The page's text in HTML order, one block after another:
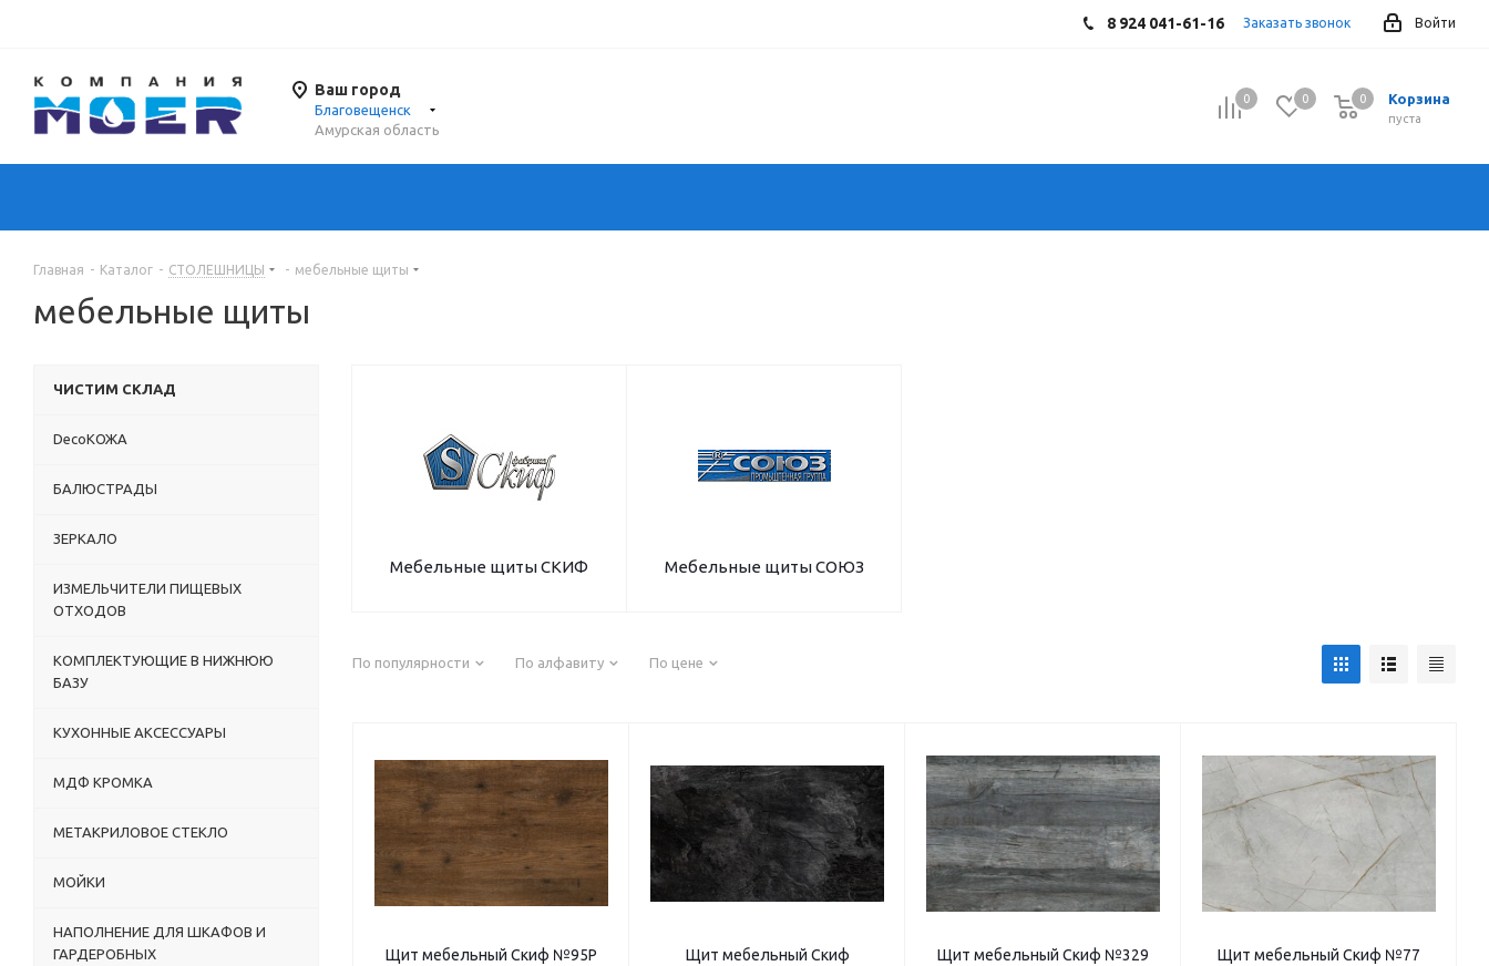
Войти
8 924 041-61-16 Заказать звонок
Ваш город
Благовещенск
Амурская область
0 0 Корзина
0
пуста
0
Главная - Каталог - СТОЛЕШНИЦЫ - мебельные щиты
мебельные щиты
Мебельные щиты СКИФ Мебельные щиты СОЮЗ
По популярности По алфавиту По цене
Щит мебельный Скиф №95Р
Щит мебельный Скиф
Щит мебельный Скиф №329
Щит мебельный Скиф №77
ЧИСТИМ СКЛАД
DecoКОЖА
БАЛЮСТРАДЫ
ЗЕРКАЛО
ИЗМЕЛЬЧИТЕЛИ ПИЩЕВЫХ
ОТХОДОВ
КОМПЛЕКТУЮЩИЕ В НИЖНЮЮ
БАЗУ
КУХОННЫЕ АКСЕССУАРЫ
МДФ КРОМКА
МЕТАКРИЛОВОЕ СТЕКЛО
МОЙКИ
НАПОЛНЕНИЕ ДЛЯ ШКАФОВ И
ГАРДЕРОБНЫХ